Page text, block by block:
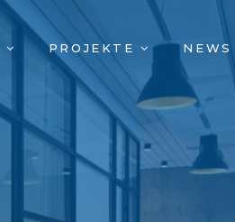
PROJEKTE NEWS